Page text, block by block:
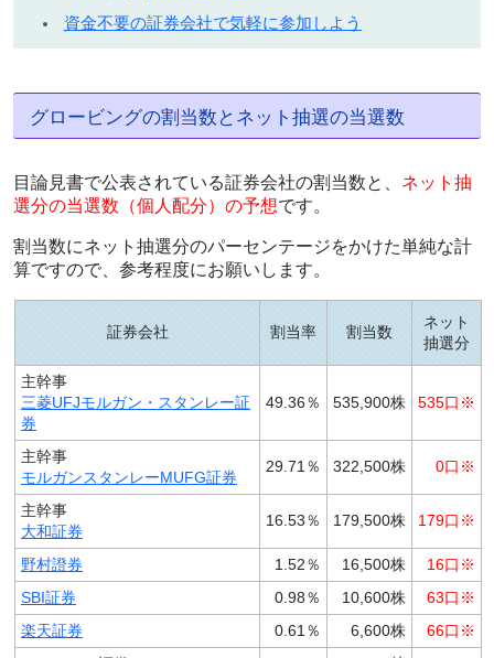
資金不要の証券会社で気軽に参加しよう
グロービングの割当数とネット抽選の当選数
目論見書で公表されている証券会社の割当数と、 ネット抽
選分の当選数（個人配分）の予想です。
割当数にネット抽選分のパーセンテージをかけた単純な計
算ですので、参考程度にお願いします。
証券会社 割当率 割当数
ネット
抽選分
主幹事
三菱UFJモルガン・スタンレー証
券
49.36％ 535,900株 535口※
主幹事
モルガンスタンレーMUFG証券
29.71％ 322,500株 0口※
主幹事
大和証券
16.53％ 179,500株 179口※
野村證券 1.52％ 16,500株
16口※
SBI証券
0.98％ 10,600株
63口※
楽天証券
0.61％ 6,600株
66口※